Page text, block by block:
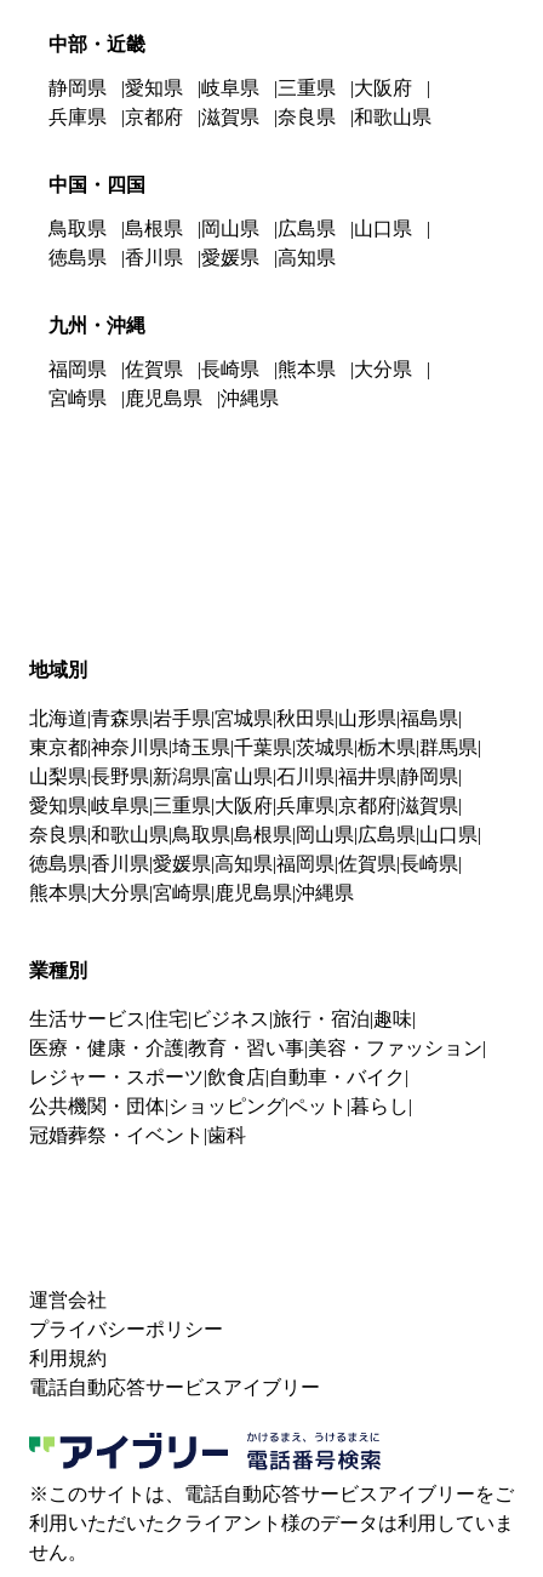
中部・近畿
静岡県 愛知県 岐阜県 三重県
大阪府
兵庫県
京都府 滋賀県 奈良県 和歌山県
中国・四国
鳥取県 島根県 岡山県 広島県
山口県
徳島県
香川県 愛媛県 高知県
九州・沖縄
福岡県 佐賀県 長崎県 熊本県
大分県
宮崎県
鹿児島県 沖縄県
地域別
北海道 青森県 岩手県 宮城県 秋田県 山形県 福島県
東京都神奈川県 埼玉県 千葉県 茨城県 栃木県 群馬県
山梨県 長野県 新潟県 富山県 石川県 福井県 静岡県
愛知県 岐阜県 三重県 大阪府兵庫県 京都府滋賀県
奈良県 和歌山県 鳥取県 島根県 岡山県 広島県 山口県
徳島県 香川県 愛媛県 高知県 福岡県 佐賀県 長崎県
熊本県 大分県 宮崎県 鹿児島県 沖縄県
業種別
生活サービス 住宅 ビジネス 旅行・宿泊 趣味
医療・健康・介護教育・習い事 美容・ファッション
レジャー・スポーツ 飲食店 自動車・バイク
公共機関・団体 ショッピングペット 暮らし
冠婚葬祭・イベント 歯科
運営会社
プライバシーポリシー
利用規約
電話自動応答サービスアイブリー
※このサイトは、電話自動応答サービスアイブリーをご
利用いただいたクライアント様のデータは利用していま
せん。